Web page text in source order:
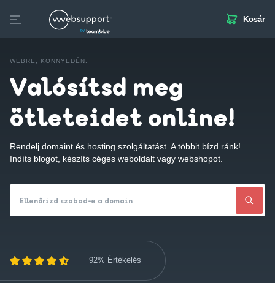
Skip
Kosár
WEBRE, KÖNNYEDÉN.
Valósítsd meg
ötleteidet online!
Rendelj domaint és hosting szolgáltatást. A többit bízd ránk!
Indíts blogot, készíts céges weboldalt vagy webshopot.
Ellenőrizd szabad-e a domain
92% Értékelés